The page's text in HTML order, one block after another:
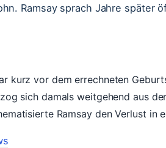
Ramsay sprach Jahre später
kurz vor dem errechneten
sich damals weitgehend aus
Ramsay den Verlust in